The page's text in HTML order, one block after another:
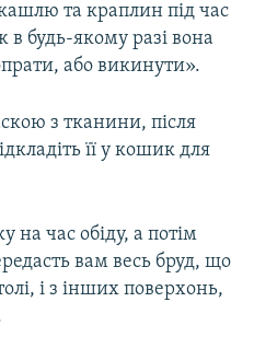
та краплин під час
будь-якому разі вона
або викинути».
з тканини, після
її у кошик для
на час обіду, а потім
вам весь бруд, що
і з інших поверхонь,